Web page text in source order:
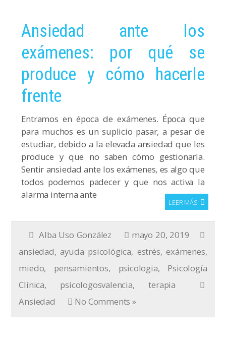
Ansiedad ante los
exámenes: por qué se
produce y cómo hacerle
frente
Entramos en época de exámenes. Época que
para muchos es un suplicio pasar, a pesar de
estudiar, debido a la elevada ansiedad que les
produce y que no saben cómo gestionarla.
Sentir ansiedad ante los exámenes, es algo que
todos podemos padecer y que nos activa la
alarma interna ante
LEER MÁS
Alba Uso González
mayo 20, 2019
ansiedad,ayuda psicológica, estrés,exámenes,
miedo, pensamientos, psicologia, Psicología
Clínica, psicologosvalencia,terapia
Ansiedad
No Comments »